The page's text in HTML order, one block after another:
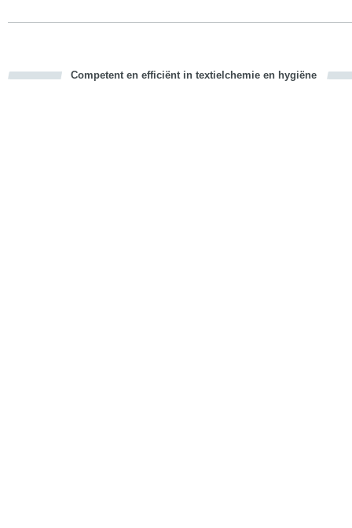
Competent en efficiënt in textielchemie en hygiëne